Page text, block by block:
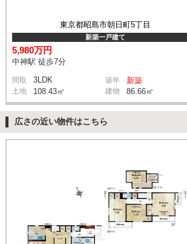
東京都昭島市朝日町5丁目
新築一戸建て
5,980万円
中神駅 徒歩7分
間取 3LDK 築年 新築
土地 108.43㎡ 建物 86.66㎡
広さの近い物件はこちら